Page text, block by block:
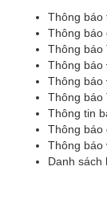
Thông báo
Thông báo
Thông báo
Thông báo
Thông báo
Thông báo
Thông tin
Thông báo
Thông báo
Danh sách